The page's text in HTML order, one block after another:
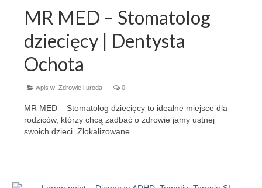
MR MED – Stomatolog
dziecięcy | Dentysta
Ochota
wpis w: Zdrowie i uroda 0
MR MED – Stomatolog dziecięcy to idealne miejsce dla
rodziców, którzy chcą zadbać o zdrowie jamy ustnej
swoich dzieci. Zlokalizowane